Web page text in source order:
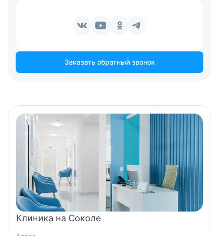
Заказать обратный звонок
Клиника на Соколе